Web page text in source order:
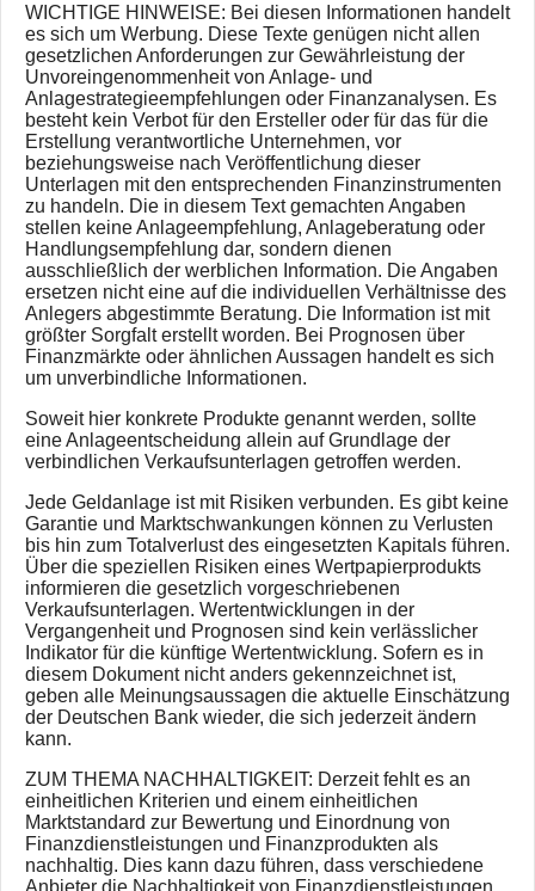
WICHTIGE HINWEISE: Bei diesen Informationen handelt
es sich um Werbung. Diese Texte genügen nicht allen
gesetzlichen Anforderungen zur Gewährleistung der
Unvoreingenommenheit von Anlage- und
Anlagestrategieempfehlungen oder Finanzanalysen. Es
besteht kein Verbot für den Ersteller oder für das für die
Erstellung verantwortliche Unternehmen, vor
beziehungsweise nach Veröffentlichung dieser
Unterlagen mit den entsprechenden Finanzinstrumenten
zu handeln. Die in diesem Text gemachten Angaben
stellen keine Anlageempfehlung, Anlageberatung oder
Handlungsempfehlung dar, sondern dienen
ausschließlich der werblichen Information. Die Angaben
ersetzen nicht eine auf die individuellen Verhältnisse des
Anlegers abgestimmte Beratung. Die Information ist mit
größter Sorgfalt erstellt worden. Bei Prognosen über
Finanzmärkte oder ähnlichen Aussagen handelt es sich
um unverbindliche Informationen.
Soweit hier konkrete Produkte genannt werden, sollte
eine Anlageentscheidung allein auf Grundlage der
verbindlichen Verkaufsunterlagen getroffen werden.
Jede Geldanlage ist mit Risiken verbunden. Es gibt keine
Garantie und Marktschwankungen können zu Verlusten
bis hin zum Totalverlust des eingesetzten Kapitals führen.
Über die speziellen Risiken eines Wertpapierprodukts
informieren die gesetzlich vorgeschriebenen
Verkaufsunterlagen. Wertentwicklungen in der
Vergangenheit und Prognosen sind kein verlässlicher
Indikator für die künftige Wertentwicklung. Sofern es in
diesem Dokument nicht anders gekennzeichnet ist,
geben alle Meinungsaussagen die aktuelle Einschätzung
der Deutschen Bank wieder, die sich jederzeit ändern
kann.
ZUM THEMA NACHHALTIGKEIT: Derzeit fehlt es an
einheitlichen Kriterien und einem einheitlichen
Marktstandard zur Bewertung und Einordnung von
Finanzdienstleistungen und Finanzprodukten als
nachhaltig. Dies kann dazu führen, dass verschiedene
Anbieter die Nachhaltigkeit von Finanzdienstleistungen